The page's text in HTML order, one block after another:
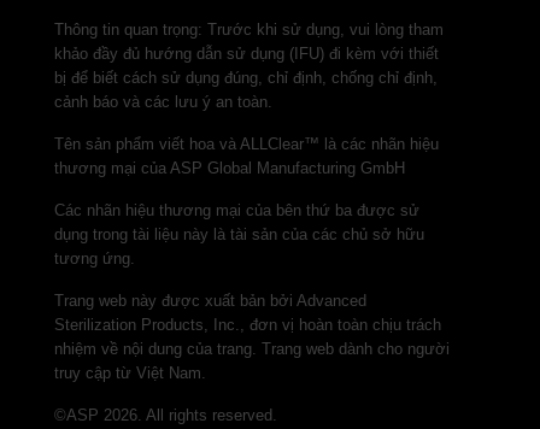
Thông tin quan trọng: Trước khi sử dụng, vui lòng tham
khảo đầy đủ hướng dẫn sử dụng (IFU) đi kèm với thiết
bị để biết cách sử dụng đúng, chỉ định, chống chỉ định,
cảnh báo và các lưu ý an toàn.
Tên sản phẩm viết hoa và ALLClear™ là các nhãn hiệu
thương mại của ASP Global Manufacturing GmbH
Các nhãn hiệu thương mại của bên thứ ba được sử
dụng trong tài liệu này là tài sản của các chủ sở hữu
tương ứng.
Trang web này được xuất bản bởi Advanced
Sterilization Products, Inc., đơn vị hoàn toàn chịu trách
nhiệm về nội dung của trang. Trang web dành cho người
truy cập từ Việt Nam.
©ASP 2026. All rights reserved.